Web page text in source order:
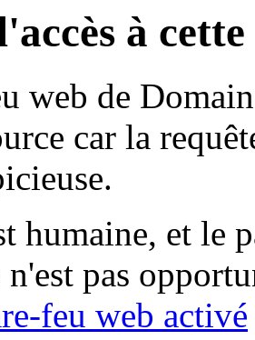
à
web de
car la
humaine, et le
n'est pas
feu web activé